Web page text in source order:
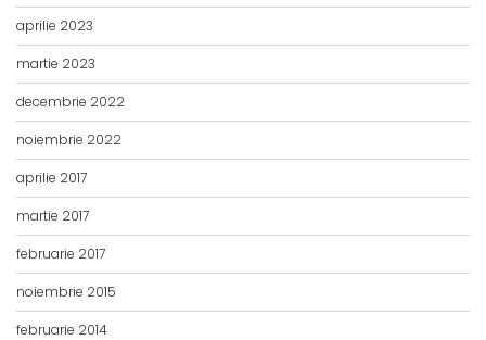
aprilie 2023
martie 2023
decembrie 2022
noiembrie 2022
aprilie 2017
martie 2017
februarie 2017
noiembrie 2015
februarie 2014